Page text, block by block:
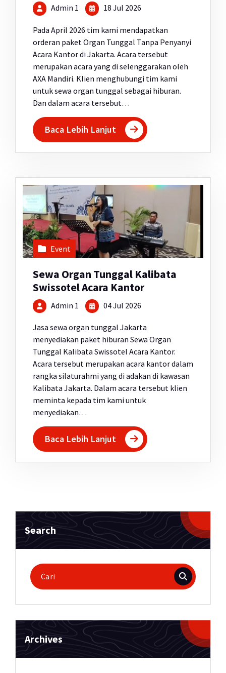
Admin 1 18 Jul 2026
Pada April 2026 tim kami mendapatkan
orderan paket Organ Tunggal Tanpa Penyanyi
Acara Kantor di Jakarta. Acara tersebut
merupakan acara yang di selenggarakan oleh
AXA Mandiri. Klien menghubungi tim kami
untuk sewa organ tunggal sebagai hiburan.
Dan dalam acara tersebut…
Baca Lebih Lanjut
Event
Sewa Organ Tunggal Kalibata
Swissotel Acara Kantor
Admin 1 04 Jul 2026
Jasa sewa organ tunggal Jakarta
menyediakan paket hiburan Sewa Organ
Tunggal Kalibata Swissotel Acara Kantor.
Acara tersebut merupakan acara kantor dalam
rangka silaturahmi yang di adakan di kawasan
Kalibata Jakarta. Dalam acara tersebut klien
meminta kepada tim kami untuk
menyediakan…
Baca Lebih Lanjut
Search
Pencarian
untuk:
Archives